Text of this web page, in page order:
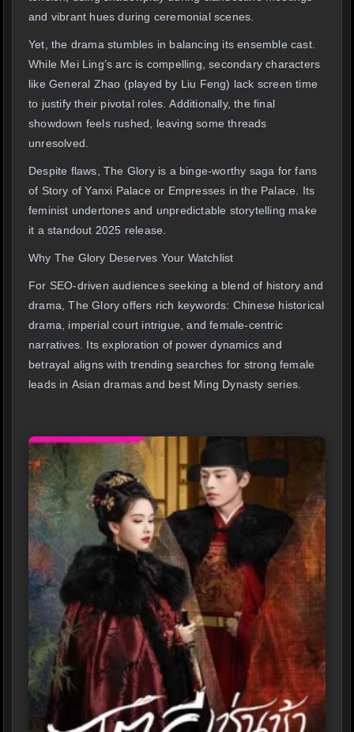
and vibrant hues during ceremonial scenes.
Yet, the drama stumbles in balancing its ensemble cast.
While Mei Ling’s arc is compelling, secondary characters
like General Zhao (played by Liu Feng) lack screen time
to justify their pivotal roles. Additionally, the final
showdown feels rushed, leaving some threads
unresolved.
Despite flaws, The Glory is a binge-worthy saga for fans
of Story of Yanxi Palace or Empresses in the Palace. Its
feminist undertones and unpredictable storytelling make
it a standout 2025 release.
Why The Glory Deserves Your Watchlist
For SEO-driven audiences seeking a blend of history and
drama, The Glory offers rich keywords: Chinese historical
drama, imperial court intrigue, and female-centric
narratives. Its exploration of power dynamics and
betrayal aligns with trending searches for strong female
leads in Asian dramas and best Ming Dynasty series.